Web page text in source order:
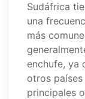
Sudáfrica
una
más
enchufe, ya
otros
principales